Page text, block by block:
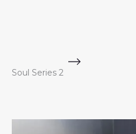
Soul Series 2